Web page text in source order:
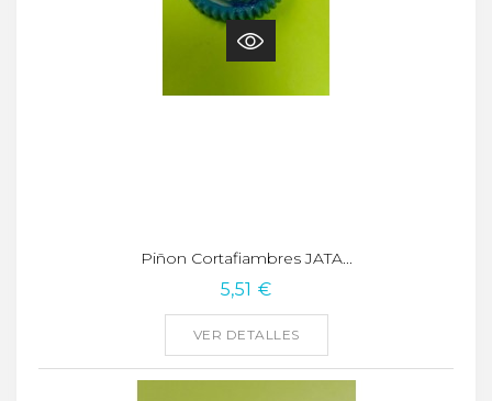
Piñon Cortafiambres JATA...
5,51 €
VER DETALLES